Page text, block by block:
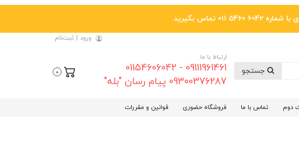
تماس بگیرید.
ورود | ثبت‌نام
ارتباط با ما
09111961461 - 01154606042
09300376287 پیام رسان "بله"
0
دوم تماس با ما فروشگاه حضوری قوانین و مقررات